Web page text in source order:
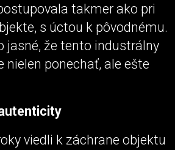
takmer ako pri
s úctou k pôvodnému.
jasné, že tento industrálny
nielen ponechať, ale ešte
viedli k záchrane objektu